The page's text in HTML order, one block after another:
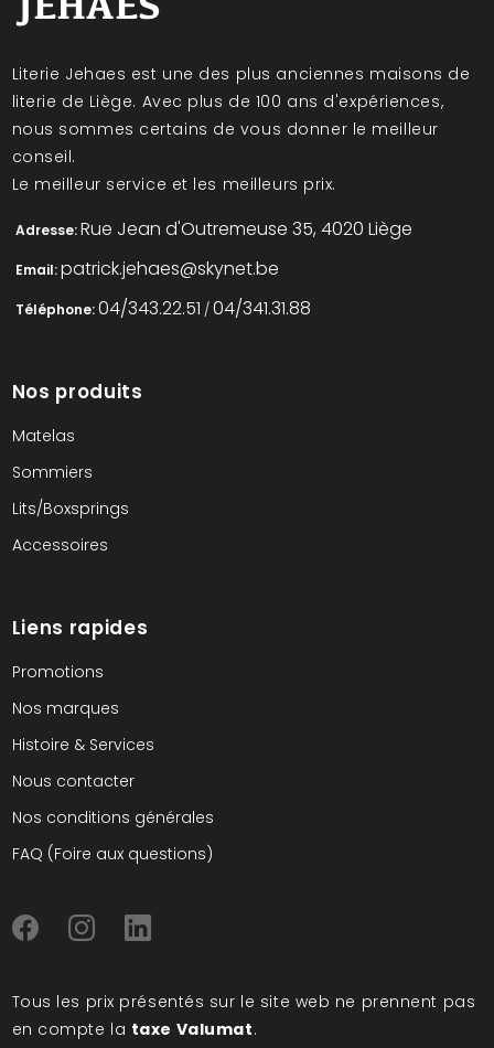
Literie Jehaes est une des plus anciennes maisons de
literie de Liège. Avec plus de 100 ans d'expériences,
nous sommes certains de vous donner le meilleur
conseil.
Le meilleur service et les meilleurs prix.
Adresse: Rue Jean d'Outremeuse 35, 4020 Liège
Email: patrick.jehaes@skynet.be
Téléphone: 04/343.22.51 /04/341.31.88
Nos produits
Matelas
Sommiers
Lits/Boxsprings
Accessoires
Liens rapides
Promotions
Nos marques
Histoire & Services
Nous contacter
Nos conditions générales
FAQ (Foire aux questions)
Tous les prix présentés sur le site web ne prennent pas
en compte la taxe Valumat.